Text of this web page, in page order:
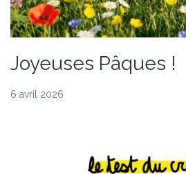
Joyeuses Pâques !
6 avril 2026